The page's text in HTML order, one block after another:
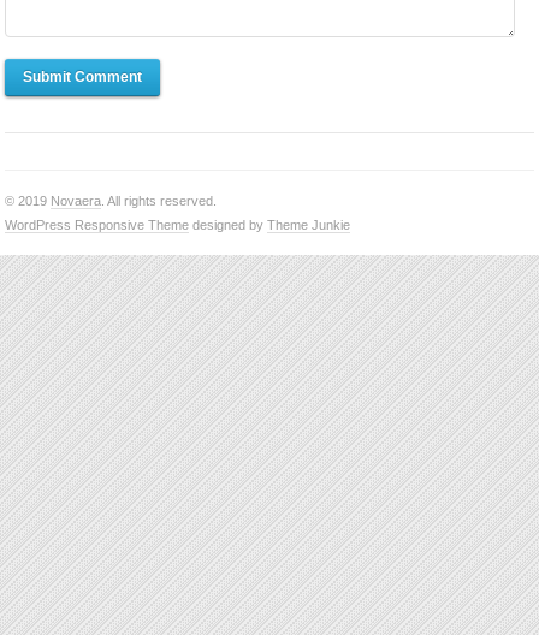
Submit Comment
© 2019 Novaera . All rights reserved.
WordPress Responsive Theme designed byTheme Junkie